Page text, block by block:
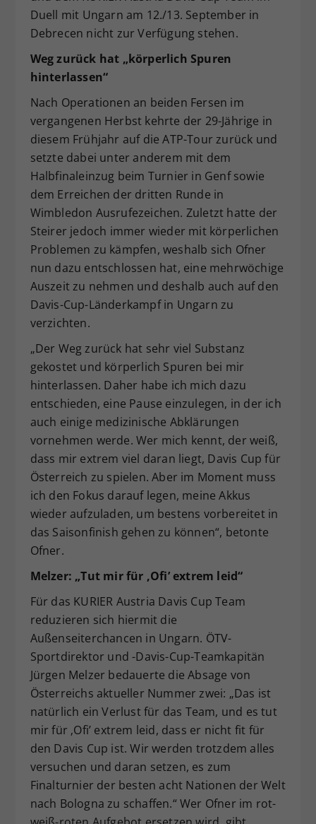
Duell mit Ungarn am 12./13. September in
Debrecen nicht zur Verfügung stehen.
Weg zurück hat „körperlich Spuren
hinterlassen“
Nach Operationen an beiden Fersen im
vergangenen Herbst kehrte der 29-Jährige in
diesem Frühjahr auf die ATP-Tour zurück und
setzte dabei unter anderem mit dem
Halbfinaleinzug beim Turnier in Genf sowie
dem Erreichen der dritten Runde in
Wimbledon Ausrufezeichen. Zuletzt hatte der
Steirer jedoch immer wieder mit körperlichen
Problemen zu kämpfen, weshalb sich Ofner
nun dazu entschlossen hat, eine mehrwöchige
Auszeit zu nehmen und deshalb auch auf den
Davis-Cup-Länderkampf in Ungarn zu
verzichten.
„Der Weg zurück hat sehr viel Substanz
gekostet und körperlich Spuren bei mir
hinterlassen. Daher habe ich mich dazu
entschieden, eine Pause einzulegen, in der ich
auch einige medizinische Abklärungen
vornehmen werde. Wer mich kennt, der weiß,
dass mir extrem viel daran liegt, Davis Cup für
Österreich zu spielen. Aber im Moment muss
ich den Fokus darauf legen, meine Akkus
wieder aufzuladen, um bestens vorbereitet in
das Saisonfinish gehen zu können“, betonte
Ofner.
Melzer: „Tut mir für ‚Ofi’ extrem leid“
Für das KURIER Austria Davis Cup Team
reduzieren sich hiermit die
Außenseiterchancen in Ungarn. ÖTV-
Sportdirektor und -Davis-Cup-Teamkapitän
Jürgen Melzer bedauerte die Absage von
Österreichs aktueller Nummer zwei: „Das ist
natürlich ein Verlust für das Team, und es tut
mir für ‚Ofi’ extrem leid, dass er nicht fit für
den Davis Cup ist. Wir werden trotzdem alles
versuchen und daran setzen, es zum
Finalturnier der besten acht Nationen der Welt
nach Bologna zu schaffen.“ Wer Ofner im rot-
Zweck
Dieser Wert speichert Ihre Consent-
Einstellungen. Unter anderem eine
historische Speicherung Ihrer
vorgenommen Einstellungen, falls der
Webseiten-Betreiber dies eingestellt
hat.